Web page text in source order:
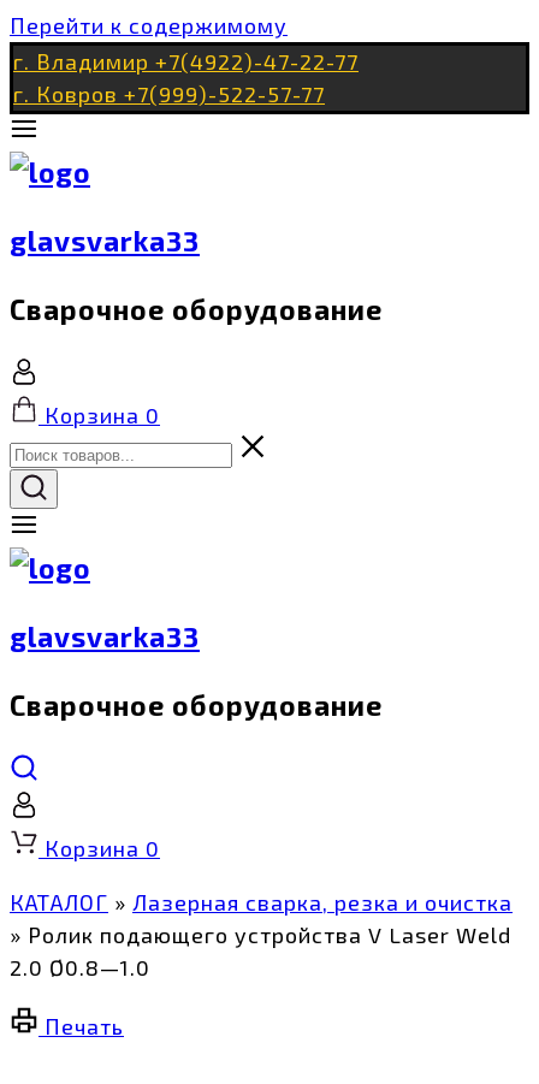
Перейти к содержимому
г. Владимир +7(4922)-47-22-77
г. Ковров +7(999)-522-57-77
glavsvarka33
Сварочное оборудование
Корзина 0
glavsvarka33
Сварочное оборудование
Корзина 0
КАТАЛОГ » Лазерная сварка, резка и очистка
» Ролик подающего устройства V Laser Weld
2.0 Ø0.8—1.0
Печать